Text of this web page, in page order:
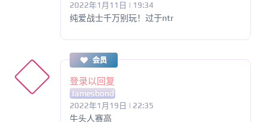
2022年1月11日 | 19:34
纯爱战士千万别玩！过于ntr
会员
登录以回复
Jamesbond
2022年1月19日 | 22:35
牛头人赛高